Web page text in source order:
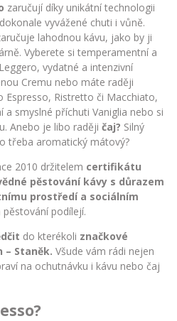
zaručují díky unikátní technologii
vyvážené chuti i vůně.
lahodnou kávu, jako by ji
Vyberete si temperamentní a
vydatné a intenzivní
Cremu nebo máte raději
Espresso, Ristretto či Macchiato,
smyslné příchuti Vaniglia nebo si
Anebo je libo radějičaj? Silný
třeba aromatický mátový?
2010 držitelem certifikátu
pěstování kávy s důrazem
prostředí a sociálním
pěstování podílejí.
do kterékoli značkové
– Staněk. Všude vám rádi nejen
na ochutnávku i kávu nebo čaj